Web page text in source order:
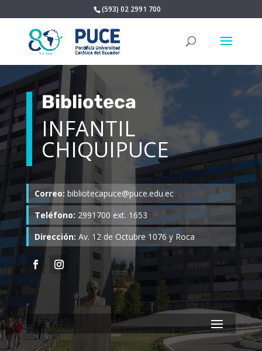
(593) 02 2991 700
Biblioteca
INFANTIL
CHIQUIPUCE
Correo: bibliotecapuce@puce.edu.ec
Teléfono: 2991700 ext. 1653
Dirección: Av. 12 de Octubre 1076 y Roca